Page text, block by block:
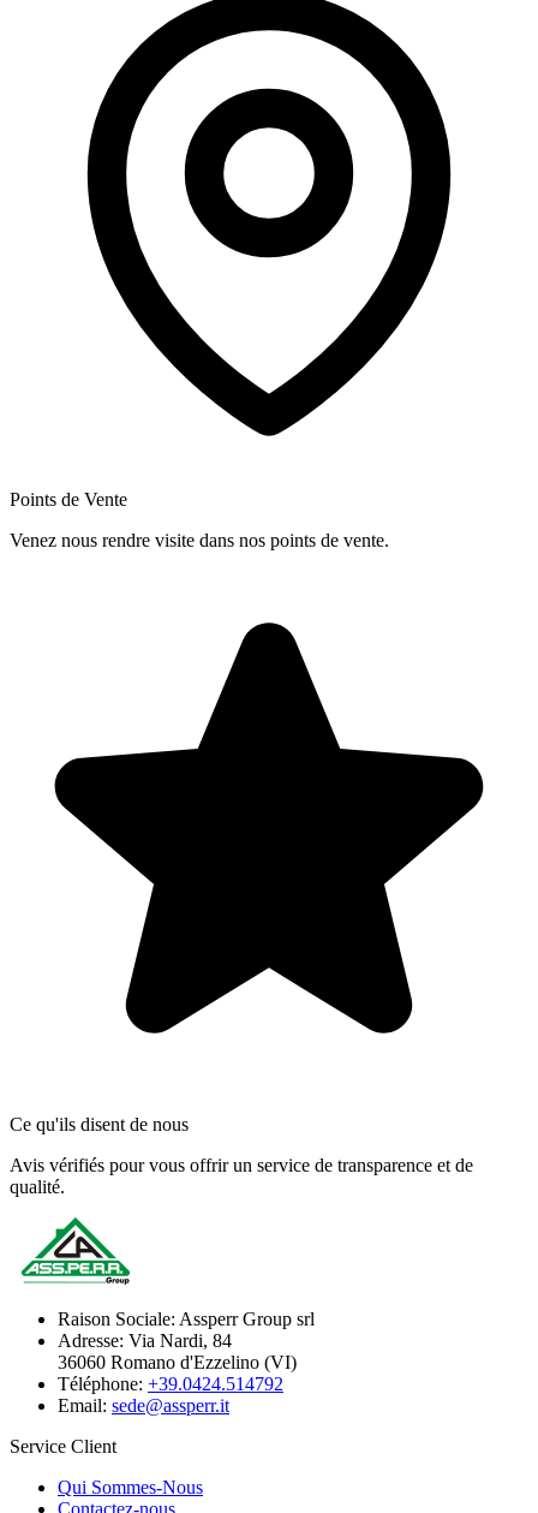
Points de Vente
Venez nous rendre visite dans nos points de vente.
Ce qu'ils disent de nous
Avis vérifiés pour vous offrir un service de transparence et de
qualité.
Raison Sociale: Assperr Group srl
Adresse: Via Nardi, 84
36060 Romano d'Ezzelino (VI)
Téléphone: +39.0424.514792
Email: sede@assperr.it
Service Client
Qui Sommes-Nous
Contactez-nous